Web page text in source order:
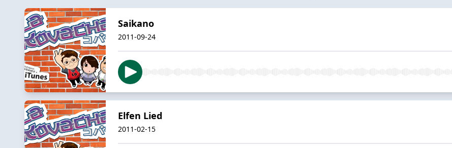
Saikano
2011-09-24
Elfen Lied
2011-02-15